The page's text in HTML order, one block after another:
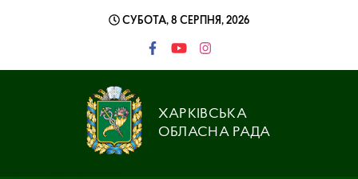
СУБОТА, 8 СЕРПНЯ, 2026
ХАРКІВСЬКА
ОБЛАСНА РАДА